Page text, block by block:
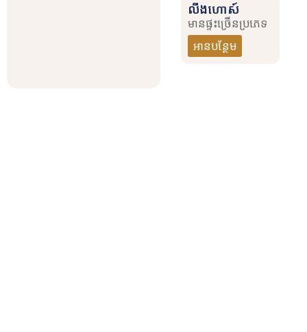
លីងហោស៍
មានផ្ទះច្រើនប្រភេទ
អានបន្ថែម